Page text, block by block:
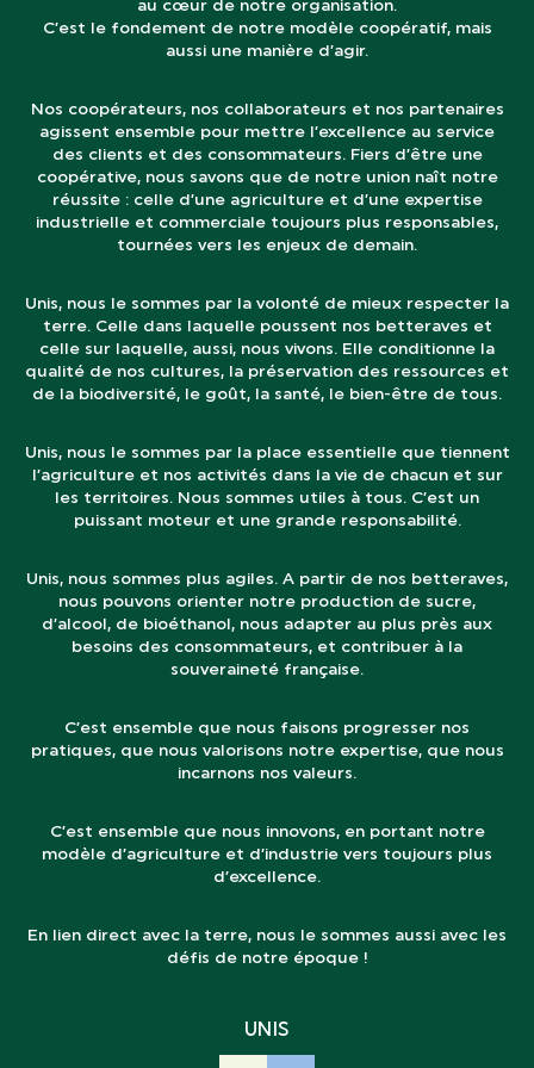
au cœur de notre organisation.
C’est le fondement de notre modèle coopératif, mais
aussi une manière d’agir.
Nos coopérateurs, nos collaborateurs et nos partenaires
agissent ensemble pour mettre l’excellence au service
des clients et des consommateurs. Fiers d’être une
coopérative, nous savons que de notre union naît notre
réussite : celle d’une agriculture et d’une expertise
industrielle et commerciale toujours plus responsables,
tournées vers les enjeux de demain.
Unis, nous le sommes par la volonté de mieux respecter la
terre. Celle dans laquelle poussent nos betteraves et
celle sur laquelle, aussi, nous vivons. Elle conditionne la
qualité de nos cultures, la préservation des ressources et
de la biodiversité, le goût, la santé, le bien-être de tous.
Unis, nous le sommes par la place essentielle que tiennent
l’agriculture et nos activités dans la vie de chacun et sur
les territoires. Nous sommes utiles à tous. C’est un
puissant moteur et une grande responsabilité.
Unis, nous sommes plus agiles. A partir de nos betteraves,
nous pouvons orienter notre production de sucre,
d’alcool, de bioéthanol, nous adapter au plus près aux
besoins des consommateurs, et contribuer à la
souveraineté française.
C’est ensemble que nous faisons progresser nos
pratiques, que nous valorisons notre expertise, que nous
incarnons nos valeurs.
C’est ensemble que nous innovons, en portant notre
modèle d’agriculture et d’industrie vers toujours plus
d’excellence.
En lien direct avec la terre, nous le sommes aussi avec les
défis de notre époque !
UNIS